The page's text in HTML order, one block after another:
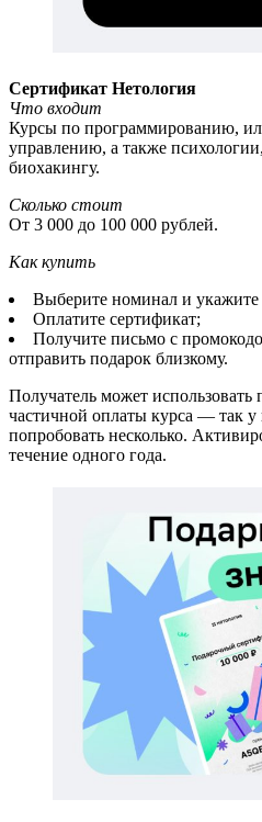
Сертификат Нетология
Что входит
Курсы по программированию,
управлению, а также
биохакингу.
Сколько стоит
От 3 000 до 100 000 рублей.
Как купить
Выберите номинал и
Оплатите сертификат;
Получите письмо с
отправить подарок близкому.
Получатель может
частичной оплаты курса — так у
попробовать несколько.
течение одного года.